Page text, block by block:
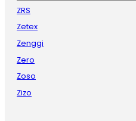
ZRS
Zetex
Zenggi
Zero
Zoso
Zizo